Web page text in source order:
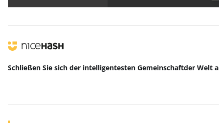
Schließen Sie sich der intelligentesten Gemeinschaftder Welt